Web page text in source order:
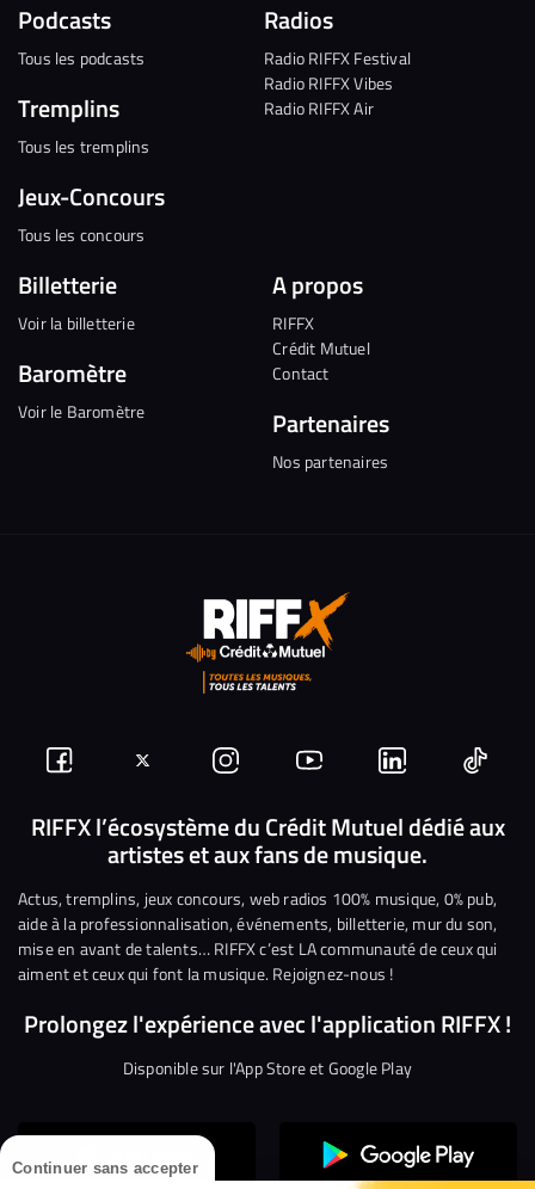
Continuer sans accepter
Podcasts
Tous les podcasts
Tremplins
Tous les tremplins
Jeux-Concours
Tous les concours
Radios
Radio RIFFX Festival
Radio RIFFX Vibes
Radio RIFFX Air
Billetterie
Voir la billetterie
Baromètre
Voir le Baromètre
A propos
RIFFX
Crédit Mutuel
Contact
Partenaires
Nos partenaires
Suivez-
nous
Facebook
Suivez-
nous
sur
Twitter
Nous
rejoindre
sur
Instagram
Nous
rejoindre
sur
YouTube
Nous
rejoindre
sur
Linkedin
Nous
RIFFX l’écosystème du Crédit Mutuel dédié aux
artistes et aux fans de musique.
Actus, tremplins, jeux concours, web radios 100% musique, 0% pub,
aide à la professionnalisation, événements, billetterie, mur du son,
mise en avant de talents… RIFFX c’est LA communauté de ceux qui
aiment et ceux qui font la musique. Rejoignez-nous !
Prolongez l'expérience avec l'application RIFFX !
Disponible sur l'App Store et Google Play